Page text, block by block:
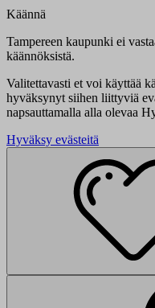
Käännä
Tampereen kaupunki ei
käännöksistä.
Valitettavasti et voi käyttää
hyväksynyt siihen liittyviä
napsauttamalla alla olevaa
Hyväksy evästeitä